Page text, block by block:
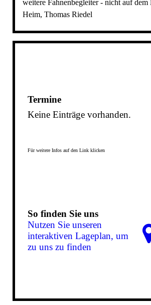
weitere Fahnenbegleiter - nicht auf dem
Heim, Thomas Riedel
Termine
Keine Einträge vorhanden.
Für weitere Infos auf den Link klicken
So finden Sie uns
Nutzen Sie unseren
interaktiven La­ge­plan, um
zu uns zu finden